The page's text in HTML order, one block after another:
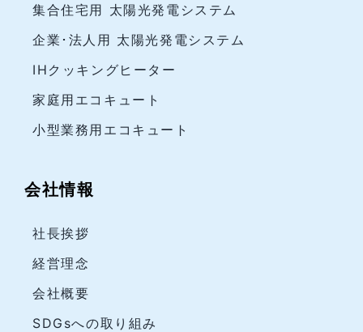
集合住宅用 太陽光発電システム
企業･法人用 太陽光発電システム
IHクッキングヒーター
家庭用エコキュート
小型業務用エコキュート
会社情報
社長挨拶
経営理念
会社概要
SDGsへの取り組み